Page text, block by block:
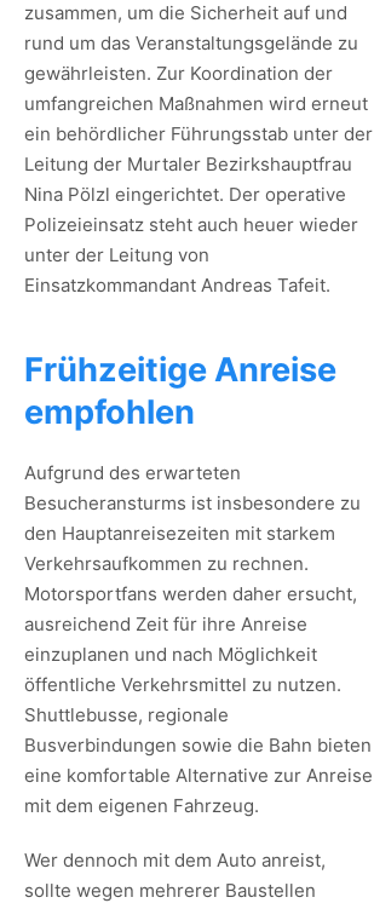
zusammen, um die Sicherheit auf und
rund um das Veranstaltungsgelände zu
gewährleisten. Zur Koordination der
umfangreichen Maßnahmen wird erneut
ein behördlicher Führungsstab unter der
Leitung der Murtaler Bezirkshauptfrau
Nina Pölzl eingerichtet. Der operative
Polizeieinsatz steht auch heuer wieder
unter der Leitung von
Einsatzkommandant Andreas Tafeit.
Frühzeitige Anreise
empfohlen
Aufgrund des erwarteten
Besucheransturms ist insbesondere zu
den Hauptanreisezeiten mit starkem
Verkehrsaufkommen zu rechnen.
Motorsportfans werden daher ersucht,
ausreichend Zeit für ihre Anreise
einzuplanen und nach Möglichkeit
öffentliche Verkehrsmittel zu nutzen.
Shuttlebusse, regionale
Busverbindungen sowie die Bahn bieten
eine komfortable Alternative zur Anreise
mit dem eigenen Fahrzeug.
Wer dennoch mit dem Auto anreist,
sollte wegen mehrerer Baustellen